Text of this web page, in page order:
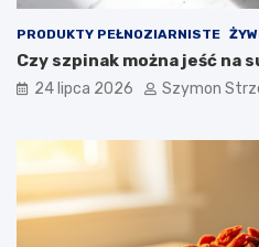
PRODUKTY PEŁNOZIARNISTE
Czy szpinak można jeść na
24 lipca 2026 Szymon